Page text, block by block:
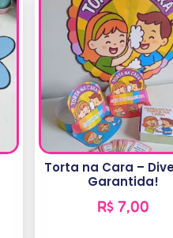
Torta na Cara –
Garantida!
R$ 7,00